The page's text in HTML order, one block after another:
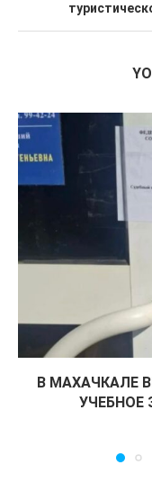
В МАХАЧКАЛЕ
УЧЕБНОЕ